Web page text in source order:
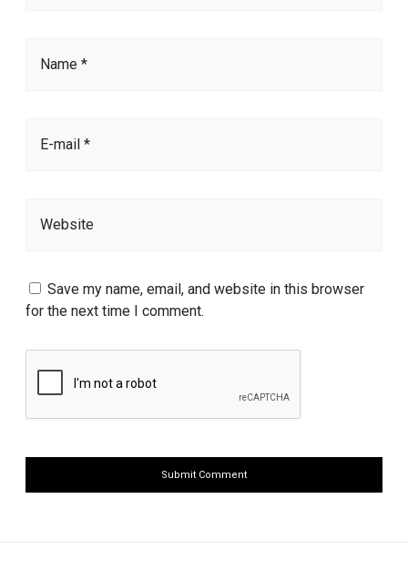
Name *
E-mail *
Website
Save my name, email, and website in this browser
for the next time I comment.